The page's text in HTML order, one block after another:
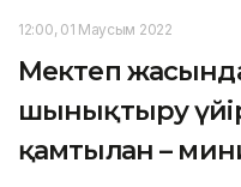
12:00, 01 Маусым 2022
Мектеп
шынықтыру
қамтылған –